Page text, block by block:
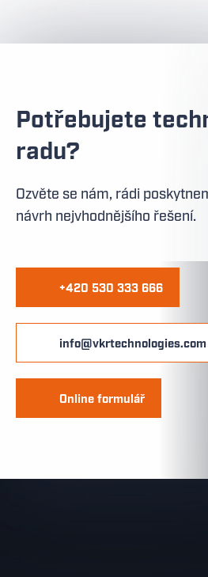
Potřebujete
radu?
Ozvěte se nám, rádi
návrh nejvhodnějšího řešení.
+420 530 333 666
info@vkrtechnologies.com
Online formulář